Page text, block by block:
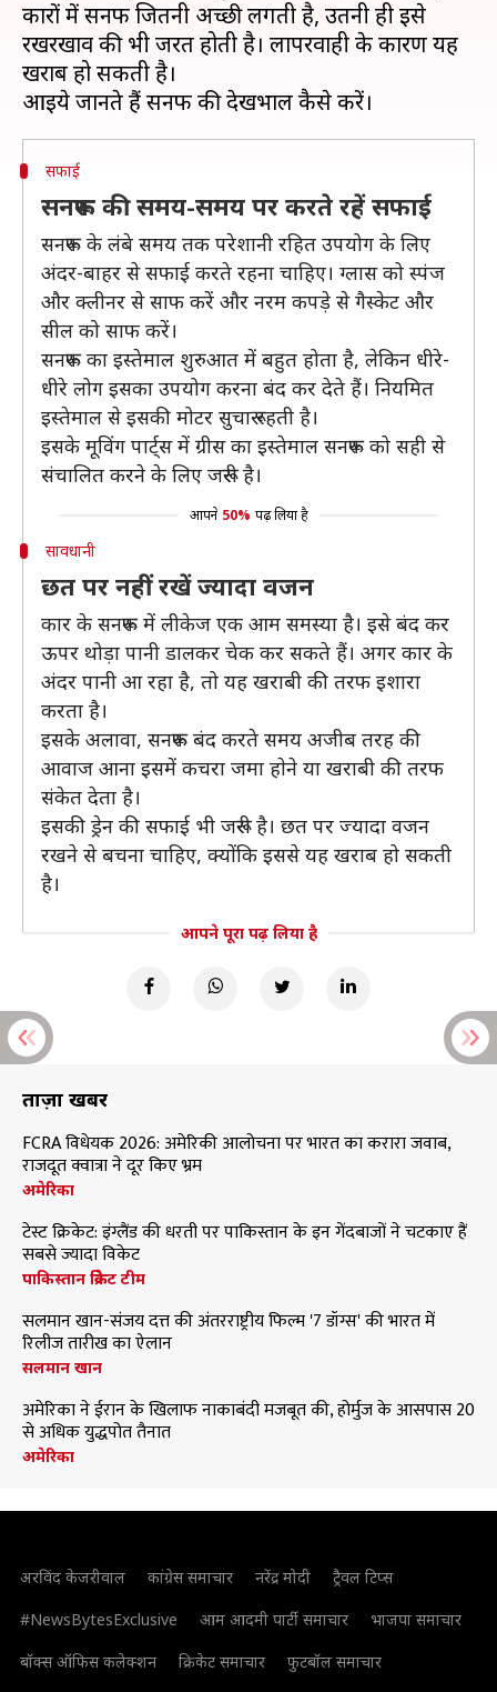
कारों में सनरूफ जितनी अच्छी लगती है, उतनी ही इसे
रखरखाव की भी जरूरत होती है। लापरवाही के कारण यह
खराब हो सकती है।
सफाई
सनरूफ की समय-समय पर करते रहें सफाई
सनरूफ के लंबे समय तक परेशानी रहित उपयोग के लिए
अंदर-बाहर से सफाई करते रहना चाहिए। ग्लास को स्पंज
और क्लीनर से साफ करें और नरम कपड़े से गैस्केट और
सील को साफ करें।
सनरूफ का इस्तेमाल शुरुआत में बहुत होता है, लेकिन धीरे-
धीरे लोग इसका उपयोग करना बंद कर देते हैं। नियमित
इस्तेमाल से इसकी मोटर सुचारू रहती है।
इसके मूविंग पार्ट्स में ग्रीस का इस्तेमाल सनरूफ को सही से
संचालित करने के लिए जरूरी है।
आपने 50% पढ़ लिया है
सावधानी
छत पर नहीं रखें ज्यादा वजन
कार के सनरूफ में लीकेज एक आम समस्या है। इसे बंद कर
ऊपर थोड़ा पानी डालकर चेक कर सकते हैं। अगर कार के
अंदर पानी आ रहा है, तो यह खराबी की तरफ इशारा
करता है।
इसके अलावा, सनरूफ बंद करते समय अजीब तरह की
आवाज आना इसमें कचरा जमा हाेने या खराबी की तरफ
संकेत देता है।
इसकी ड्रेन की सफाई भी जरूरी है। छत पर ज्यादा वजन
रखने से बचना चाहिए, क्योंकि इससे यह खराब हो सकती
है।
आपने पूरा पढ़ लिया है
ताज़ा खबरें
FCRA विधेयक 2026: अमेरिकी आलोचना पर भारत का करारा जवाब,
राजदूत क्वात्रा ने दूर किए भ्रम
अमेरिका
टेस्ट क्रिकेट: इंग्लैंड की धरती पर पाकिस्तान के इन गेंदबाजों ने चटकाए हैं
सबसे ज्यादा विकेट
पाकिस्तान क्रिकेट टीम
सलमान खान-संजय दत्त की अंतरराष्ट्रीय फिल्म '7 डॉग्स' की भारत में
रिलीज तारीख का ऐलान
सलमान खान
अमेरिका ने ईरान के खिलाफ नाकाबंदी मजबूत की, होर्मुज के आसपास 20
से अधिक युद्धपोत तैनात
अमेरिका
अरविंद केजरीवाल कांग्रेस समाचार नरेंद्र मोदी
ट्रैवल टिप्स
#NewsBytesExclusive
आम आदमी पार्टी समाचार
भाजपा समाचार
बॉक्स ऑफिस कलेक्शन
क्रिकेट समाचार फुटबॉल समाचार